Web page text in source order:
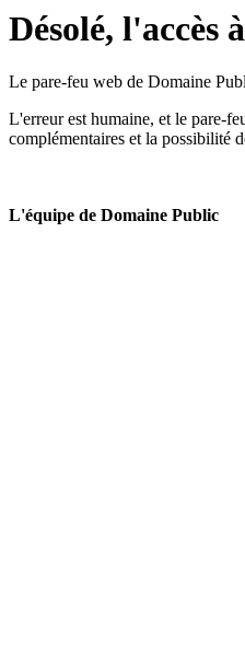
Désolé, l'accès
Le pare-feu web de Domaine
L'erreur est humaine, et le pare-
complémentaires et la possibilité
L'équipe de Domaine Public